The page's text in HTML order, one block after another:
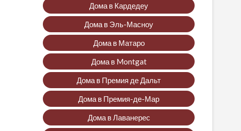
Дома в Кардедеу
Дома в Эль-Масноу
Дома в Матаро
Дома в Montgat
Дома в Премия де Дальт
Дома в Премия-де-Мар
Дома в Лаванерес